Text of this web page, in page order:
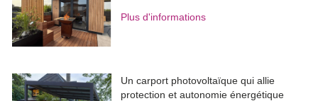
Plus d'informations
Un carport photovoltaïque qui allie
protection et autonomie énergétique